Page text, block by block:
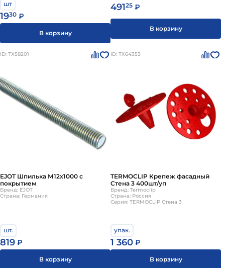
шт
1930 ₽
В корзину
49125 ₽
В корзину
ID: ТХ58201
EJOT Шпилька М12х1000 с
покрытием
Бренд: EJOT
Страна: Германия
шт.
819 ₽
В корзину
ID: ТХ64353
TERMOCLIP Крепеж фасадный
Стена 3 400шт/уп
Бренд: Termoclip
Страна: Россия
Серия: TERMOCLIP Стена 3
упак.
1 360 ₽
В корзину